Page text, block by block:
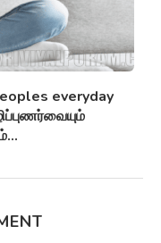
விண்மீன்